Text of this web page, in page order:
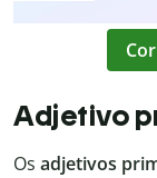
Adjetivo
Os adjetivos